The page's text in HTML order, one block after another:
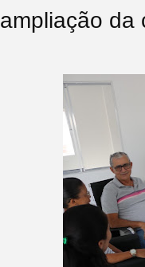
ampliação da